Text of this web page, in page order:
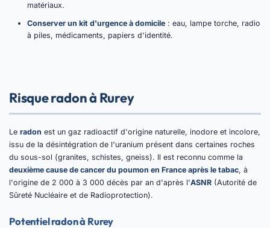
matériaux.
Conserver un kit d'urgence à domicile : eau, lampe torche, radio
à piles, médicaments, papiers d'identité.
Risque radon à Rurey
Le radon est un gaz radioactif d'origine naturelle, inodore et incolore,
issu de la désintégration de l'uranium présent dans certaines roches
du sous-sol (granites, schistes, gneiss). Il est reconnu comme la
deuxième cause de cancer du poumon en France après le tabac, à
l'origine de 2 000 à 3 000 décès par an d'après l'ASNR (Autorité de
Sûreté Nucléaire et de Radioprotection).
Potentiel radon à Rurey